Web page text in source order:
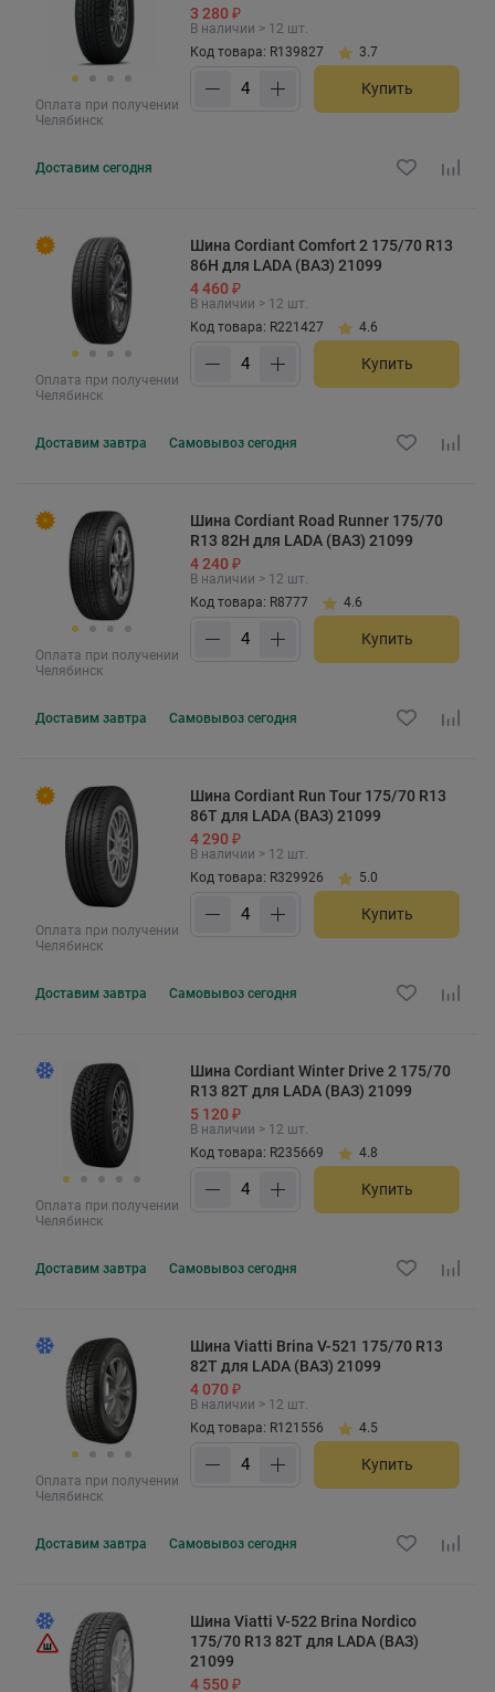
Оплата при получении
Челябинск
3 280 ₽
В наличии > 12 шт.
Код товара: R139827
3.7
Купить
Доставим сегодня
Оплата при получении
Челябинск
Шина Cordiant Comfort 2 175/70 R13
86H для LADA (ВАЗ) 21099
4 460 ₽
В наличии > 12 шт.
Код товара: R221427
4.6
Купить
Доставим завтра Самовывоз сегодня
Оплата при получении
Челябинск
Шина Cordiant Road Runner 175/70
R13 82H для LADA (ВАЗ) 21099
4 240 ₽
В наличии > 12 шт.
Код товара: R8777
4.6
Купить
Доставим завтра Самовывоз сегодня
Оплата при получении
Челябинск
Шина Cordiant Run Tour 175/70 R13
86T для LADA (ВАЗ) 21099
4 290 ₽
В наличии > 12 шт.
Код товара: R329926
5.0
Купить
Доставим завтра Самовывоз сегодня
Оплата при получении
Челябинск
Шина Cordiant Winter Drive 2 175/70
R13 82T для LADA (ВАЗ) 21099
5 120 ₽
В наличии > 12 шт.
Код товара: R235669
4.8
Купить
Доставим завтра Самовывоз сегодня
Оплата при получении
Челябинск
Шина Viatti Brina V-521 175/70 R13
82T для LADA (ВАЗ) 21099
4 070 ₽
В наличии > 12 шт.
Код товара: R121556
4.5
Купить
Доставим завтра Самовывоз сегодня
Шина Viatti V-522 Brina Nordico
175/70 R13 82T для LADA (ВАЗ)
21099
4 550 ₽